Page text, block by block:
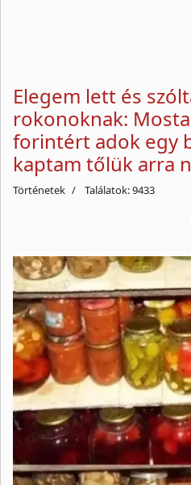
Elegem lett és
rokonoknak:
forintért adok egy
kaptam tőlük arra
Történetek Találatok: 9433